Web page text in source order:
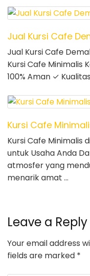
Jual Kursi Cafe
Jual Kursi Cafe
Kursi Cafe Minimalis
100% Aman ✓
Kursi Cafe
Kursi Cafe Minimalis
untuk Usaha Anda
atmosfer yang
menarik amat …
Leave a Reply
Your email address
fields are marked *